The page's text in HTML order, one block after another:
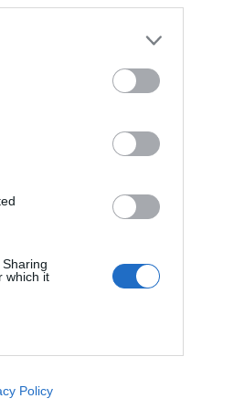
which it
like cookies on
Policy
FELHASZNÁLÁSI FELTÉTELEK